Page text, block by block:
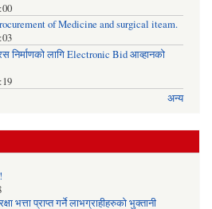
of Medicine and surgical iteam.
निर्माणको लागि Electronic Bid आव्हानको
अन्य
प्राप्त गर्ने लाभग्राहीहरुको भुक्तानी